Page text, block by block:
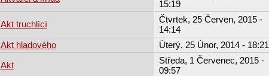
15:19
Akt truchlící
Čtvrtek, 25 Červen, 2015 -
14:14
Akt hladového
Úterý, 25 Únor, 2014 - 18:21
Akt
Středa, 1 Červenec, 2015 -
09:57